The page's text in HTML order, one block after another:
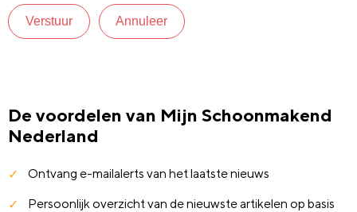
Verstuur Annuleer
De voordelen van Mijn Schoonmakend
Nederland
Ontvang e-mailalerts van het laatste nieuws
Persoonlijk overzicht van de nieuwste artikelen op basis